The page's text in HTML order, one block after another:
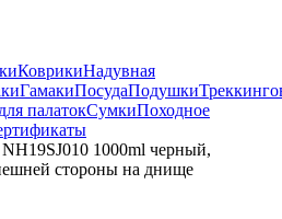
КоврикиНадувная
ГамакиПосудаПодушки
палатокСумкиПоходное
1000ml черный,
стороны на днище